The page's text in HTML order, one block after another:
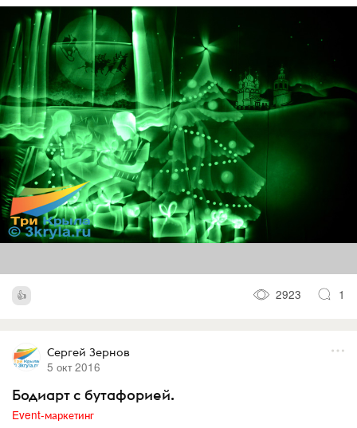
2923 1
Сергей Зернов
5 окт 2016
Бодиарт с бутафорией.
Event-маркетинг